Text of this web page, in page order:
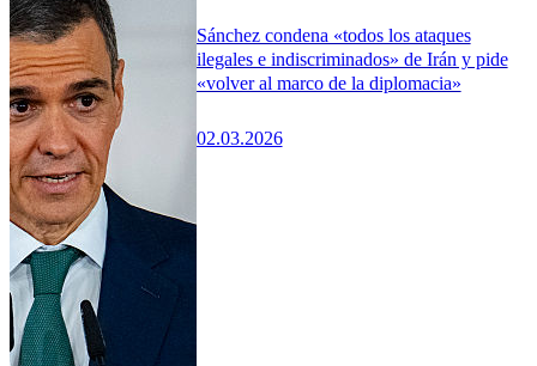
Sánchez condena «todos los ataques
ilegales e indiscriminados» de Irán y pide
«volver al marco de la diplomacia»
02.03.2026